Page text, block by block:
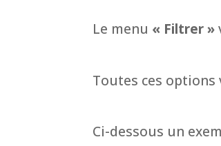
Le menu « Filtrer »
Toutes ces
Ci-dessous un